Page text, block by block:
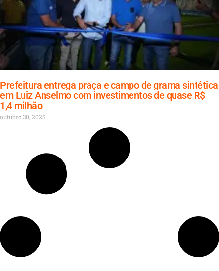
Prefeitura entrega praça e campo de grama sintética
em Luiz Anselmo com investimentos de quase R$
1,4 milhão
outubro 30, 2025